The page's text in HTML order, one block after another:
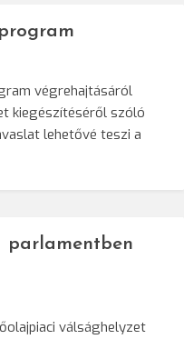
végrehajtásáról
kiegészítéséről szóló
lehetővé teszi a
parlamentben
válsághelyzet